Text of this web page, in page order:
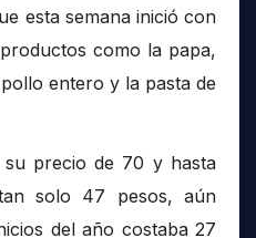
esta semana inició con
como la papa,
entero y la pasta de
precio de 70 y hasta
solo 47 pesos, aún
del año costaba 27